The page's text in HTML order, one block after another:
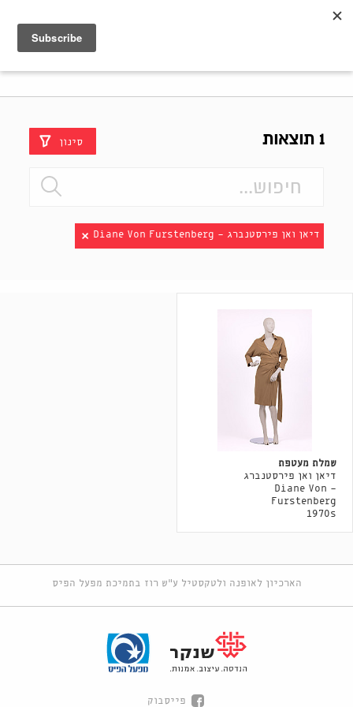
1 תוצאות סינון
דיאן ואן פירסטנברג - Diane Von Furstenberg
שמלת מעטפת
דיאן ואן פירסטנברג
- Diane Von
Furstenberg
1970s
הארכיון לאופנה ולטקסטיל ע"ש רוז בתמיכת מפעל הפיס
פייסבוק